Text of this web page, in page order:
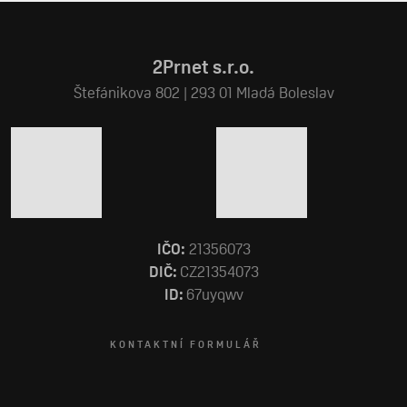
odeslat.
2Prnet s.r.o.
Štefánikova 802 | 293 01 Mladá Boleslav
IČO: 21356073
DIČ: CZ21354073
ID: 67uyqwv
KONTAKTNÍ FORMULÁŘ